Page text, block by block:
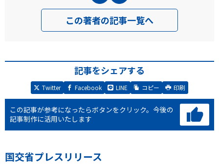
この著者の記事一覧へ
記事をシェアする
Twitter Facebook LINE コピー 印刷
この記事が参考になったらボタンをクリック。 今後の
記事制作に活用いたします
国交省プレスリリース